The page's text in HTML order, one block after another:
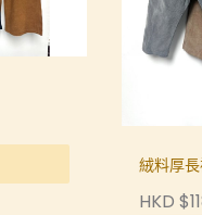
絨料厚
HKD